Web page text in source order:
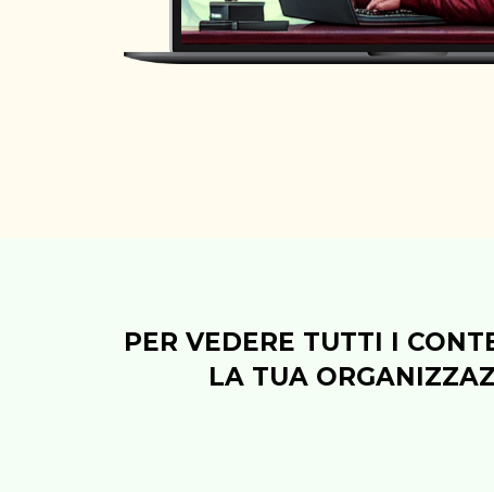
PER VEDERE TUTTI I
LA TUA